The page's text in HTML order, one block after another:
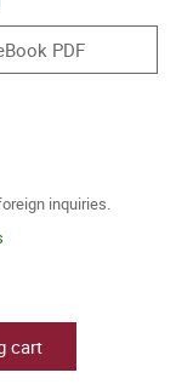
PDF
inquiries.
cart